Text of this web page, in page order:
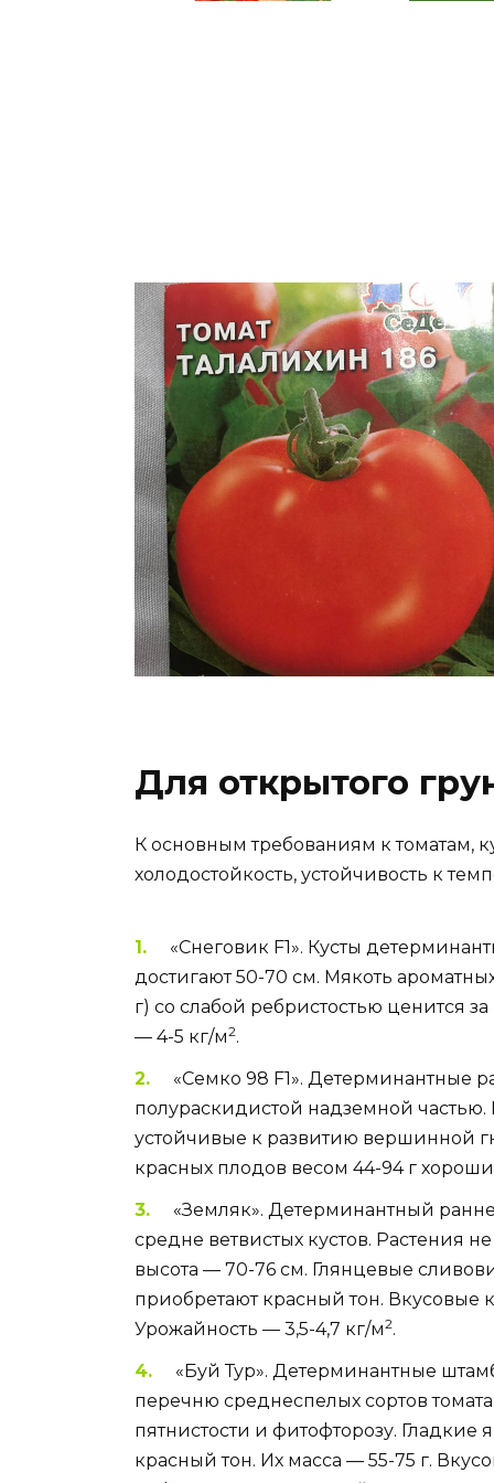
Для открытого
К основным требованиям к томатам,
холодостойкость, устойчивость к
«Снеговик F1». Кусты
достигают 50-70 см. Мякоть
г) со слабой ребристостью ценится
— 4-5 кг/м2.
«Семко 98 F1». Детерминантные
полураскидистой надземной
устойчивые к развитию вершинной
красных плодов весом 44-94 г
«Земляк». Детерминантный
средне ветвистых кустов. Растения
высота — 70-76 см. Глянцевые
приобретают красный тон. Вкусовые
Урожайность — 3,5-4,7 кг/м2.
«Буй Тур». Детерминантные
перечню среднеспелых сортов
пятнистости и фитофторозу.
красный тон. Их масса — 55-75 г.